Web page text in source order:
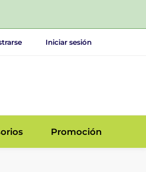
Iniciar sesión
Promoción